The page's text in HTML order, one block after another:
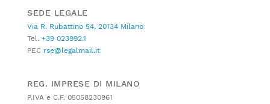
SEDE LEGALE
Via R. Rubattino 54, 20134 Milano
Tel. +39 023992.1
PEC rse@legalmail.it
REG. IMPRESE DI MILANO
P.IVA e C.F. 05058230961